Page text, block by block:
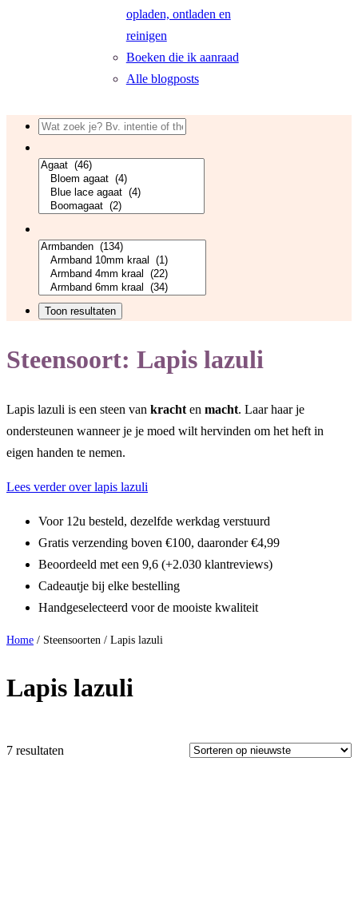
opladen, ontladen en
reinigen
Boeken die ik aanraad
Alle blogposts
Steensoort: Lapis lazuli
Lapis lazuli is een steen van kracht en macht. Laar haar je
ondersteunen wanneer je je moed wilt hervinden om het heft in
eigen handen te nemen.
Lees verder over lapis lazuli
Voor 12u besteld, dezelfde werkdag verstuurd
Gratis verzending boven €100, daaronder €4,99
Beoordeeld met een 9,6 (+2.030 klantreviews)
Cadeautje bij elke bestelling
Handgeselecteerd voor de mooiste kwaliteit
Home / Steensoorten / Lapis lazuli
Lapis lazuli
7 resultaten